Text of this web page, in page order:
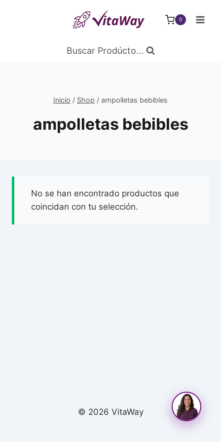
0
Buscar Prodúcto...
Inicio / Shop / ampolletas bebibles
ampolletas bebibles
No se han encontrado productos que
coincidan con tu selección.
© 2026 VitaWay